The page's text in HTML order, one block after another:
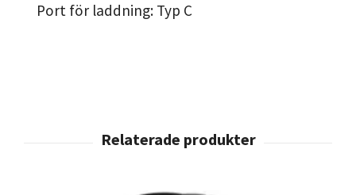
Port för laddning: Typ C